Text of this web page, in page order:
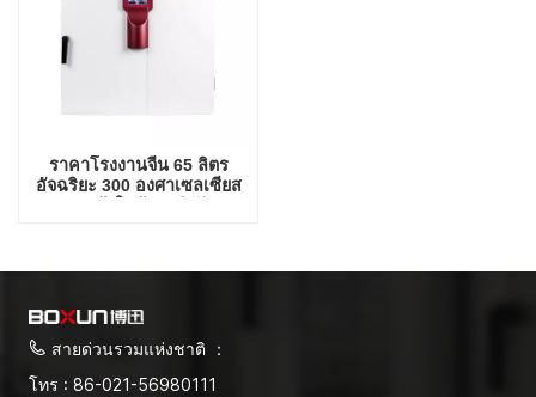
ราคาโรงงานจีน 65 ลิตร
อัจฉริยะ 300 องศาเซลเซียส
สายด่วนรวมแห่งชาติ ：
โทร : 86-021-56980111